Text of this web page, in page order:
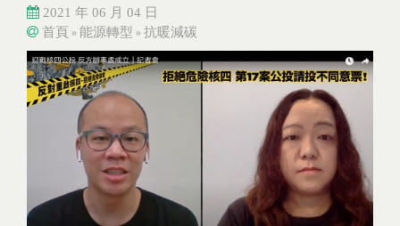
2021 年 06 月 04 日
您在這裡
首頁 » 能源轉型 » 抗暖減碳
您在這裡